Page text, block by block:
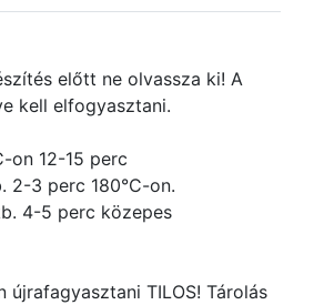
előtt ne olvassza ki! A
kell elfogyasztani.
on 12-15 perc
2-3 perc 180°C-on.
4-5 perc közepes
újrafagyasztani TILOS! Tárolás